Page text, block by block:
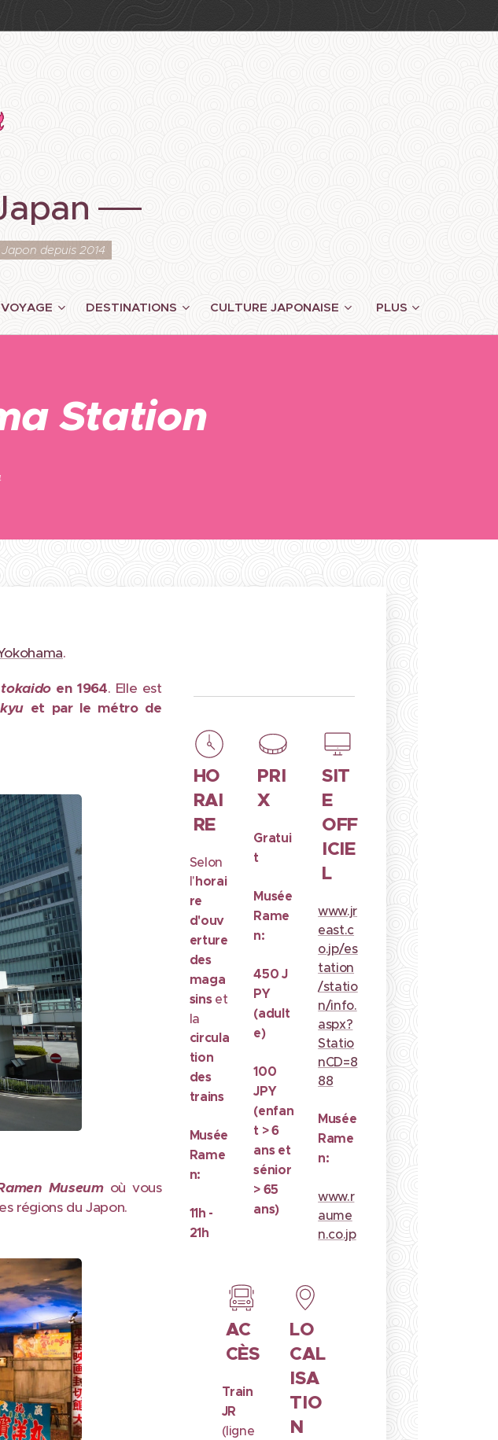
depuis 2014
DESTINATIONS CULTURE JAPONAISE PLUS
Station
.
tokaidoen 1964. Elle est
et par le métro de
Museumoù vous
régions du Japon.
HO
RAI
RE
Selon
l'horai
re
d'ouv
erture
des
maga
sins et
la
circula
tion
des
trains
Musée
Rame
n:
11h -
21h
PRI
X
Gratui
t
Musée
Rame
n:
450 J
PY
(adult
e)
100
JPY
(enfan
t > 6
ans et
sénior
> 65
ans)
SIT
E
OFF
ICIE
L
www.jr
east.c
o.jp/es
tation
/statio
n/info.
aspx?
Statio
nCD=8
88
Musée
Rame
n:
www.r
aume
n.co.jp
AC
CÈS
Train
JR
(ligne
LO
CAL
ISA
TIO
N